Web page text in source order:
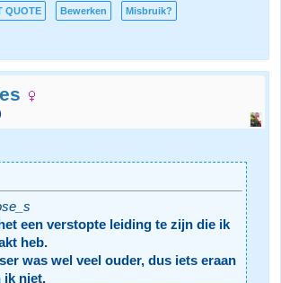
QUOTE Bewerken Misbruik?
een verstopte leiding te zijn die ik
heb.
was wel veel ouder, dus iets eraan
ik niet.